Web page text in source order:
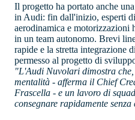
Il progetto ha portato anche
in Audi: fin dall'inizio, esperti
aerodinamica e motorizzazioni
in un team autonomo. Brevi
rapide e la stretta integrazione
permesso al progetto di
"L'Audi Nuvolari dimostra
mentalità - afferma il Chief
Frascella - e un lavoro di
consegnare rapidamente